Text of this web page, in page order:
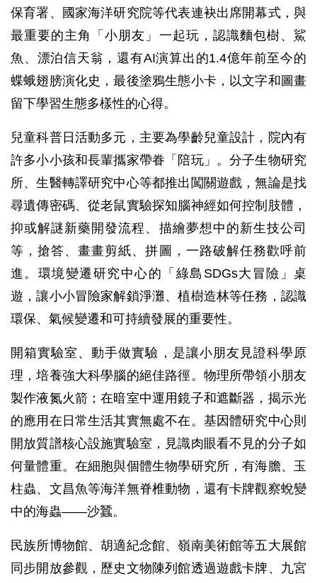
保育署、國家海洋研究院等代表連袂出席開幕式，與
最重要的主角「小朋友」一起玩，認識麵包樹、鯊
魚、漂泊信天翁，還有AI演算出的1.4億年前至今的
蝶蛾翅膀演化史，最後塗鴉生態小卡，以文字和圖畫
留下學習生態多樣性的心得。
兒童科普日活動多元，主要為學齡兒童設計，院內有
許多小小孩和長輩攜家帶眷「陪玩」。分子生物研究
所、生醫轉譯研究中心等都推出闖關遊戲，無論是找
尋遺傳密碼、從老鼠實驗探知腦神經如何控制肢體，
抑或解謎新藥開發流程、描繪夢想中的新生技公司
等，搶答、畫畫剪紙、拼圖，一路破解任務歡呼前
進。環境變遷研究中心的「綠島SDGs大冒險」桌
遊，讓小小冒險家解鎖淨灘、植樹造林等任務，認識
環保、氣候變遷和可持續發展的重要性。
開箱實驗室、動手做實驗，是讓小朋友見證科學原
理，培養強大科學腦的絕佳路徑。物理所帶領小朋友
製作液氮火箭；在暗室中運用鏡子和遮斷器，揭示光
的應用在日常生活其實無處不在。基因體研究中心則
開放質譜核心設施實驗室，見識肉眼看不見的分子如
何量體重。在細胞與個體生物學研究所，有海膽、玉
柱蟲、文昌魚等海洋無脊椎動物，還有卡牌觀察蛻變
中的海蟲——沙蠶。
民族所博物館、胡適紀念館、嶺南美術館等五大展館
同步開放參觀，歷史文物陳列館透過遊戲卡牌、九宮